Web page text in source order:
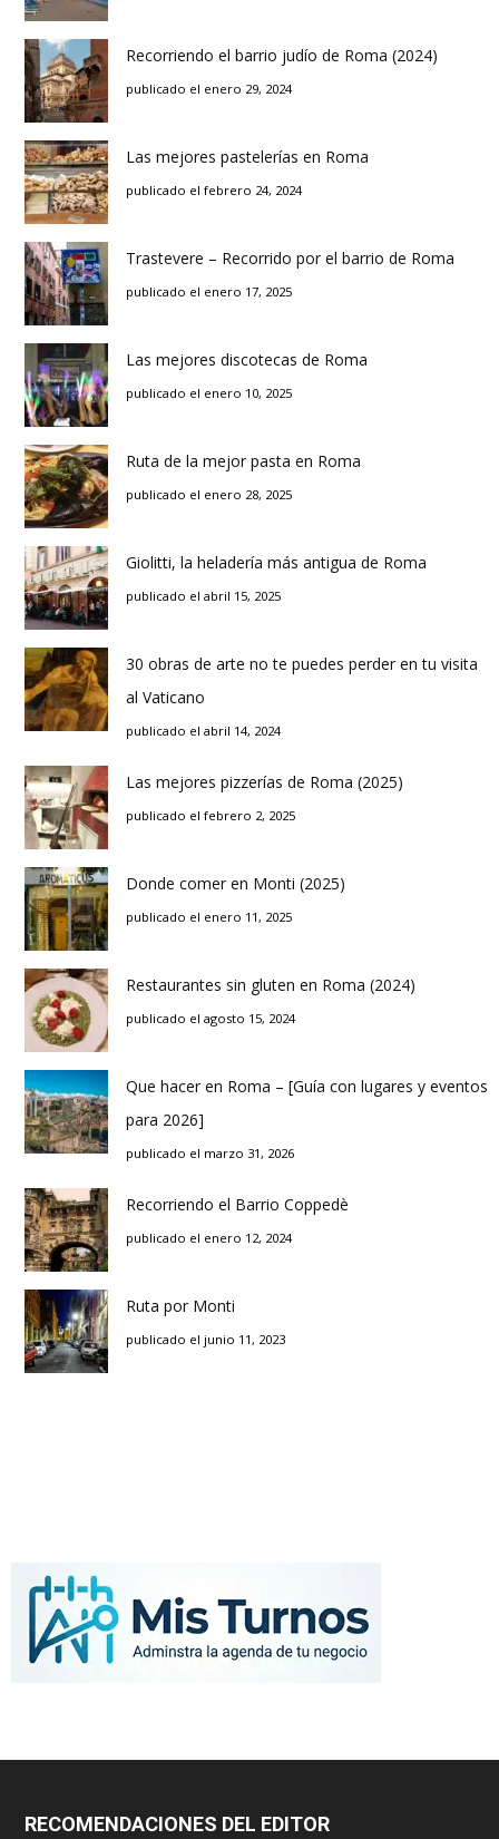
Recorriendo el barrio judío de Roma (2024)
publicado el enero 29, 2024
Las mejores pastelerías en Roma
publicado el febrero 24, 2024
Trastevere – Recorrido por el barrio de Roma
publicado el enero 17, 2025
Las mejores discotecas de Roma
publicado el enero 10, 2025
Ruta de la mejor pasta en Roma
publicado el enero 28, 2025
Giolitti, la heladería más antigua de Roma
publicado el abril 15, 2025
30 obras de arte no te puedes perder en tu visita
al Vaticano
publicado el abril 14, 2024
Las mejores pizzerías de Roma (2025)
publicado el febrero 2, 2025
Donde comer en Monti (2025)
publicado el enero 11, 2025
Restaurantes sin gluten en Roma (2024)
publicado el agosto 15, 2024
Que hacer en Roma – [Guía con lugares y eventos
para 2026]
publicado el marzo 31, 2026
Recorriendo el Barrio Coppedè
publicado el enero 12, 2024
Ruta por Monti
publicado el junio 11, 2023
RECOMENDACIONES DEL EDITOR